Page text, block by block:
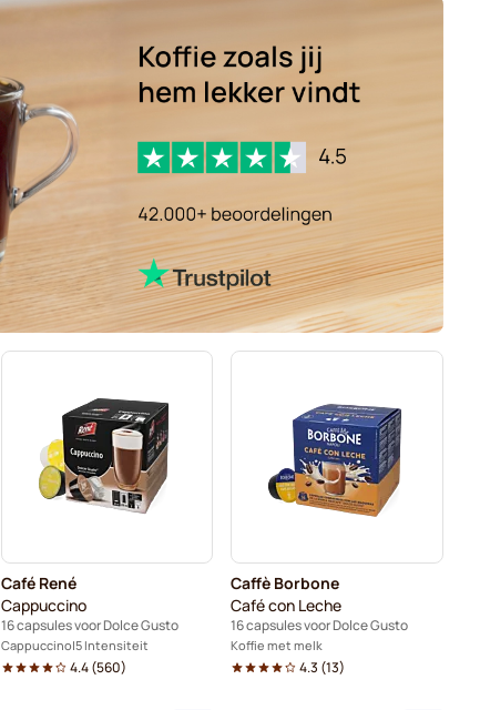
Café René
Cappuccino
16 capsules voor Dolce Gusto
Cappuccino 5 Intensiteit
4.4(560)
Caffè Borbone
Café con Leche
16 capsules voor Dolce Gusto
Koffie met melk
4.3 (13)